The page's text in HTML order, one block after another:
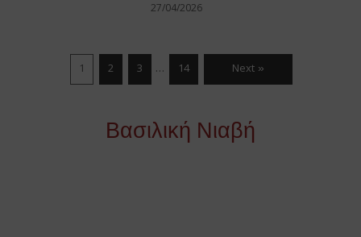
27/04/2026
1 2 3 … 14 Next »
Βασιλική Νιαβή